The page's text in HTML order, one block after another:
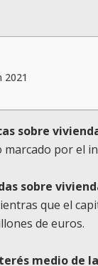
sobre
por el
sobre
que el
de euros.
medio de